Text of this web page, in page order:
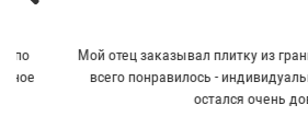
Мой отец заказывал плитку из гранита
всего понравилось - индивидуальный
остался очень